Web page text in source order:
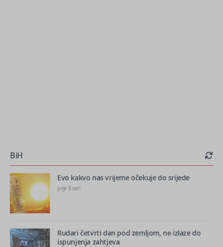
BiH
Evo kakvo nas vrijeme očekuje do srijede
prije 8 sati
Rudari četvrti dan pod zemljom, ne izlaze do
ispunjenja zahtjeva